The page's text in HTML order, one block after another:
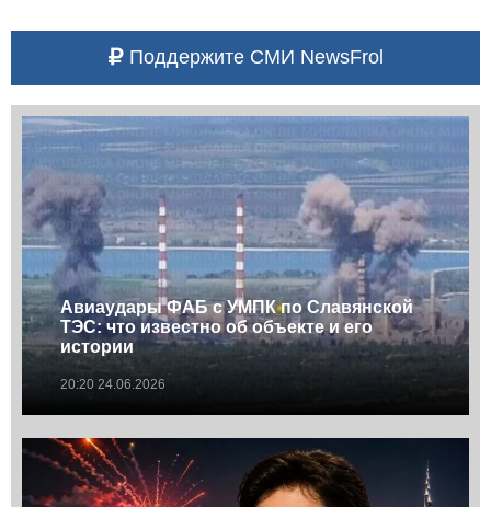
Поддержите СМИ NewsFrol
Авиаудары ФАБ с УМПК по Славянской
ТЭС: что известно об объекте и его
истории
20:20 24.06.2026